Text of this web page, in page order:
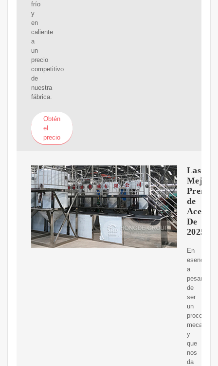
frío
y
en
caliente
a
un
precio
competitivo
de
nuestra
fábrica.
Obtén
el
precio
Las
Prensas
de
Aceite
De
2025
En
esencia,
a
pesar
de
ser
un
proceso
y
que
nos
da